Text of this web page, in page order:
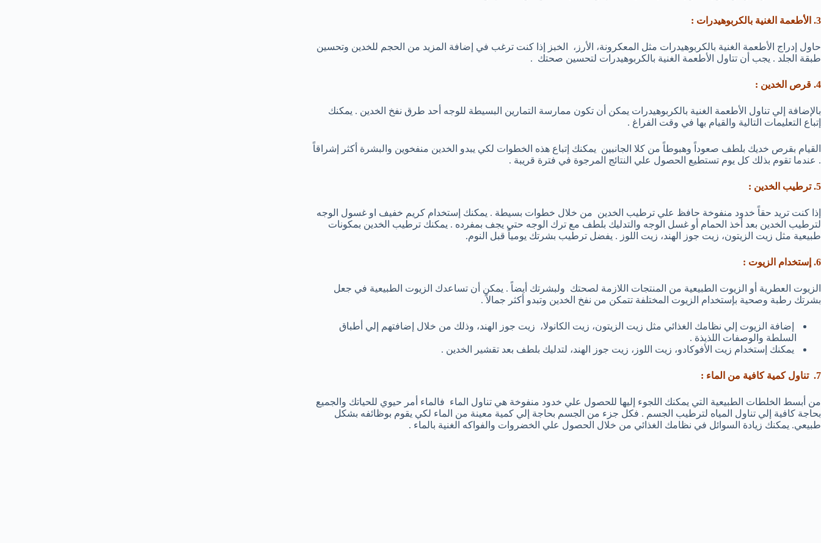
3. الأطعمة الغنية بالكربوهيدرات :
حاول إدراج الأطعمة الغنية بالكربوهيدرات مثل المعكرونة، الأرز، الخبز إذا كنت ترغب في إضافة المزيد من الحجم للخدين وتحسين
طبقة الجلد . يجب أن تتاول الأطعمة الغنية بالكربوهيدرات لتحسين صحتك .
4. قرص الخدين :
بالإضافة إلي تناول الأطعمة الغنية بالكربوهيدرات يمكن أن تكون ممارسة التمارين البسيطة للوجه أحد طرق نفخ الخدين . يمكنك
إتباع التعليمات التالية والقيام بها في وقت الفراغ .
القيام بقرص خديك بلطف صعوداً وهبوطاً من كلا الجانبين يمكنك إتباع هذه الخطوات لكي يبدو الخدين منفخوين والبشرة أكثر إشراقاً
. عندما تقوم بذلك كل يوم تستطيع الحصول علي النتائج المرجوة في فترة قريبة .
5. ترطيب الخدين :
إذا كنت تريد حقاً خدود منفوخة حافظ علي ترطيب الخدين من خلال خطوات بسيطة . يمكنك إستخدام كريم خفيف او غسول الوجه
لترطيب الخدين بعد أخذ الحمام أو غسل الوجه والتدليك بلطف مع ترك الوجه حتي يجف بمفرده . يمكنك ترطيب الخدين بمكونات
طبيعية مثل زيت الزيتون، زيت جوز الهند، زيت اللوز . يفضل ترطيب بشرتك يومياً قبل النوم.
6. إستخدام الزيوت :
الزيوت العطرية أو الزيوت الطبيعية من المنتجات اللازمة لصحتك ولبشرتك أيضاً . يمكن أن تساعدك الزيوت الطبيعية في جعل
بشرتك رطبة وصحية بإستخدام الزيوت المختلفة تتمكن من نفخ الخدين وتبدو أكثر جمالاً .
إضافة الزيوت إلي نظامك الغذائي مثل زيت الزيتون، زيت الكانولا، زيت جوز الهند، وذلك من خلال إضافتهم إلي أطباق
السلطة والوصفات اللذيذة .
يمكنك إستخدام زيت الأفوكادو، زيت اللوز، زيت جوز الهند، لتدليك بلطف بعد تقشير الخدين .
7. تناول كمية كافية من الماء :
من أبسط الخلطات الطبيعية التي يمكنك اللجوء إليها للحصول علي خدود منفوخة هي تناول الماء فالماء أمر حيوي للحياتك والجميع
بحاجة كافية إلي تناول المياه لترطيب الجسم . فكل جزء من الجسم بحاجة إلي كمية معينة من الماء لكي يقوم بوظائفه بشكل
طبيعي. يمكنك زيادة السوائل في نظامك الغذائي من خلال الحصول علي الخضروات والفواكه الغنية بالماء .